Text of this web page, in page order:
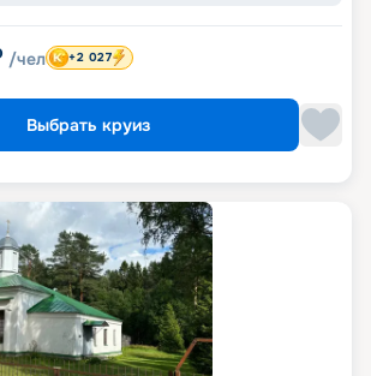
/чел +2 027
Выбрать круиз